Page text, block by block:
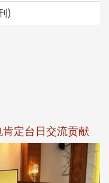
)
定台日交流贡献